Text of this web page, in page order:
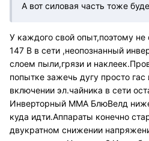
А вот силовая часть тоже
У каждого свой опыт,поэтому
147 В в сети ,неопознанный
слоем пыли,грязи и
попытке зажечь дугу просто
включении эл.чайника в сети
Инверторный ММА БлюВелд
куда идти.Аппараты конечно
двукратном снижении